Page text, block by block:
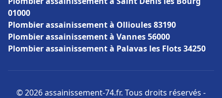
01000
Plombier assainissement à Ollioules 83190
Plombier assainissement à Vannes 56000
Plombier assainissement à Palavas les Flots 34250
© 2026 assainissement-74.fr. Tous droits réservés -